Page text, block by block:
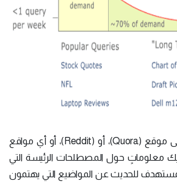
إنَّ قضاءَ وقتٍ كافٍ على موقع (Quora)، أو (Reddit)، أو أي مواقع
حول المصطلحات الرئيسة التي
للحديث عن المواضيع التي يهتمون